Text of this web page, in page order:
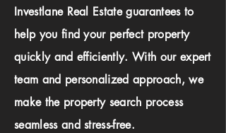
Investlane Real Estate guarantees to
help you find your perfect property
quickly and efficiently. With our expert
team and personalized approach, we
make the property search process
seamless and stress-free.